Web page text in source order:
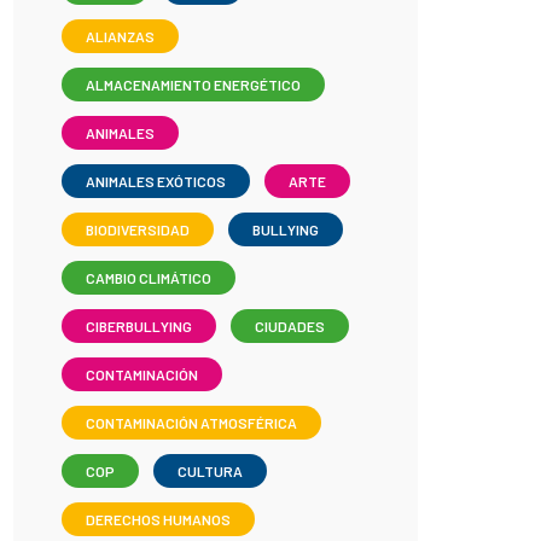
ALIANZAS
ALMACENAMIENTO ENERGÉTICO
ANIMALES
ANIMALES EXÓTICOS ARTE
BIODIVERSIDAD BULLYING
CAMBIO CLIMÁTICO
CIBERBULLYING CIUDADES
CONTAMINACIÓN
CONTAMINACIÓN ATMOSFÉRICA
COP CULTURA
DERECHOS HUMANOS